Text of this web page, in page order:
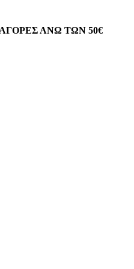
ΑΝΩ ΤΩΝ 50€